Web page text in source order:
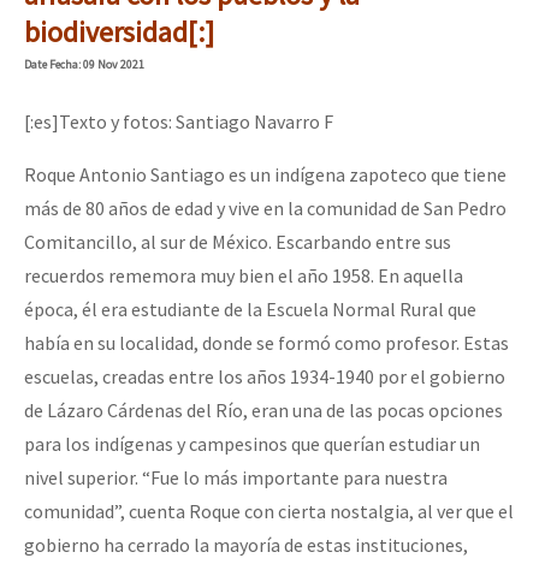
Mundo
EZLN
Megaproyectos
Migración
Mujeres
Niñxs
MULTIMEDIA
Audio
Dia 1: Encontro “Guerra contra a Humanidade”
[CDMX – 20 julio] Jornadas globales por la libertad de Jesús
“Sonhando a Terra do Bem Virá” se publica no Estado Espanhol
Se o México sabe, que o mundo saiba! Nossas lutas pela
biodiversidad[:]
DateFecha: 09 Nov 2021
[:es]Texto y fotos: Santiago Navarro F
Roque Antonio Santiago es un indígena zapoteco que tiene
más de 80 años de edad y vive en la comunidad de San Pedro
Comitancillo, al sur de México. Escarbando entre sus
recuerdos rememora muy bien el año 1958. En aquella
época, él era estudiante de la Escuela Normal Rural que
había en su localidad, donde se formó como profesor. Estas
escuelas, creadas entre los años 1934-1940 por el gobierno
de Lázaro Cárdenas del Río, eran una de las pocas opciones
para los indígenas y campesinos que querían estudiar un
nivel superior. “Fue lo más importante para nuestra
comunidad”, cuenta Roque con cierta nostalgia, al ver que el
gobierno ha cerrado la mayoría de estas instituciones,